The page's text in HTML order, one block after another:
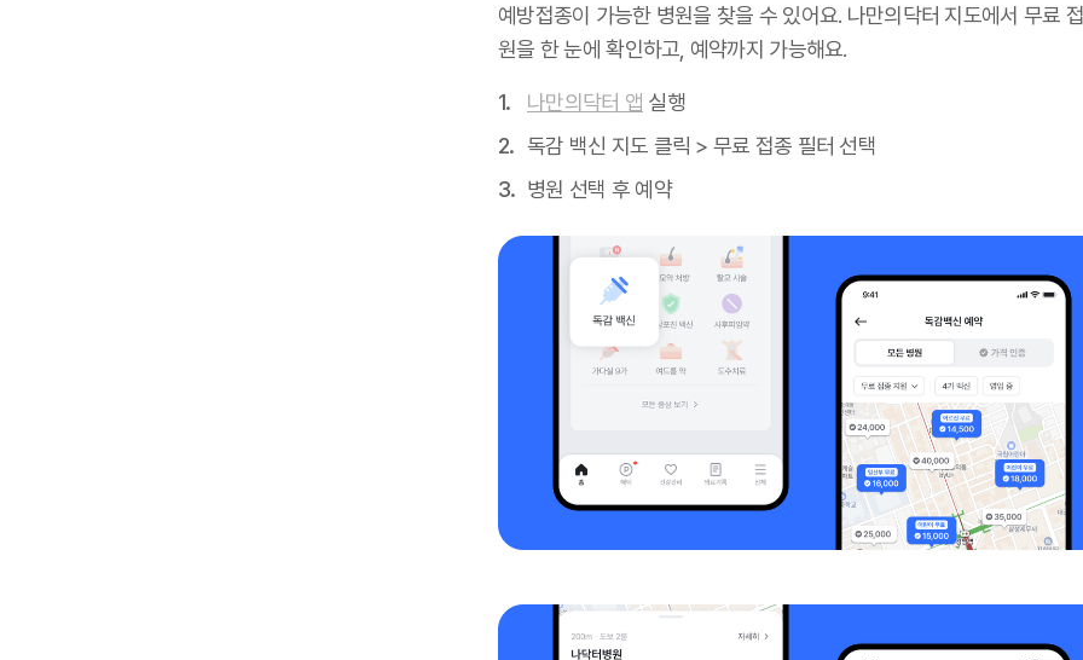
예방접종이 가능한 병원을 찾을 수 있어요. 나만의닥터 지도에서 무료
원을 한 눈에 확인하고, 예약까지 가능해요.
나만의닥터 앱 실행
독감 백신 지도 클릭 > 무료 접종 필터 선택
병원 선택 후 예약